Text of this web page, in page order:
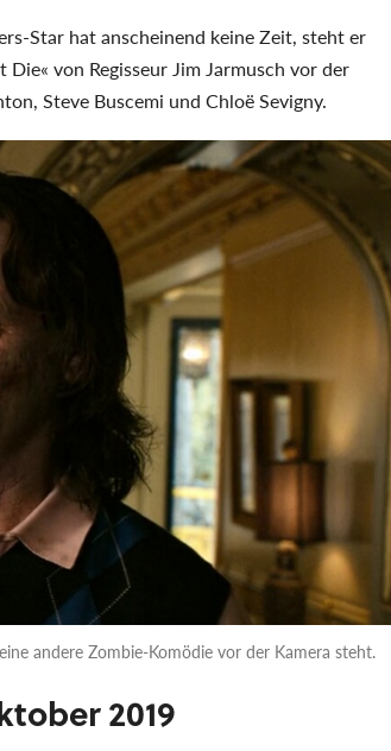
Star hat anscheinend keine Zeit, steht er
von Regisseur Jim Jarmusch vor der
Steve Buscemi und Chloë Sevigny.
andere Zombie-Komödie vor der Kamera steht.
2019